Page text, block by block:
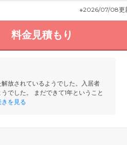
※2026/07/08更
料金見積もり
放されているようでした。入居者
でした。 まだできて1年ということ
きを見る